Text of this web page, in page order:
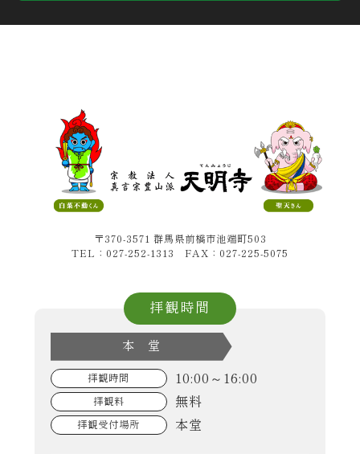
〒370-3571 群馬県前橋市池端町503
TEL：027-252-1313 FAX：027-225-5075
拝観時間
本 堂
拝観時間 10:00～16:00
拝観料 無料
拝観受付場所 本堂